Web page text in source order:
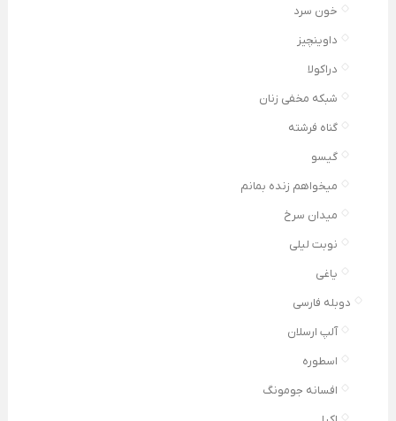
خون سرد
داوینچیز
دراکولا
شبکه مخفی زنان
گناه فرشته
گیسو
میخواهم زنده بمانم
میدان سرخ
نوبت لیلی
یاغی
دوبله فارسی
آلپ ارسلان
اسطوره
افسانه جومونگ